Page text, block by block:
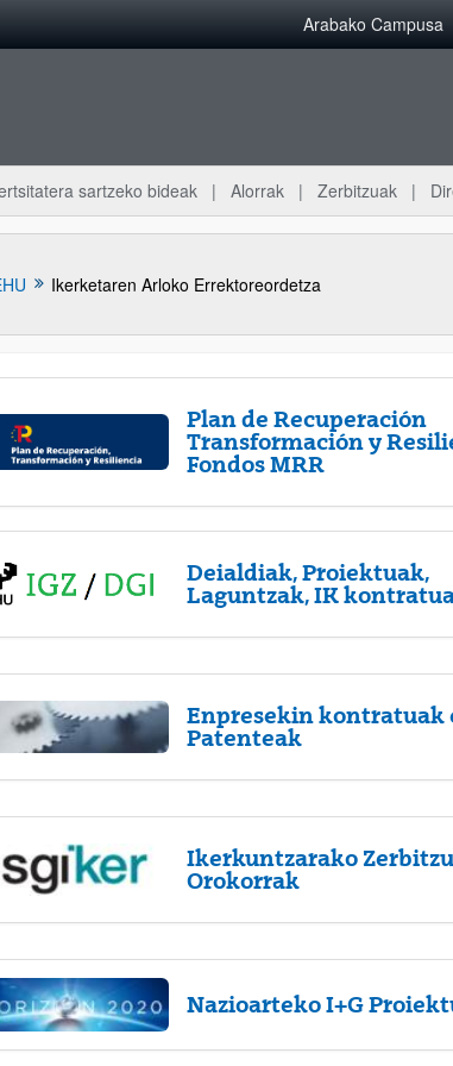
Arabako Campusa
sartzeko bideak Alorrak Zerbitzuak
Ikerketaren Arloko Errektoreordetza
azpiorriak
Plan de Recuperación
Transformación y
Fondos MRR
Deialdiak, Proiektuak,
Laguntzak, IK
Enpresekin kontratuak
Patenteak
Ikerkuntzarako Zerbitzu
Orokorrak
Nazioarteko I+G